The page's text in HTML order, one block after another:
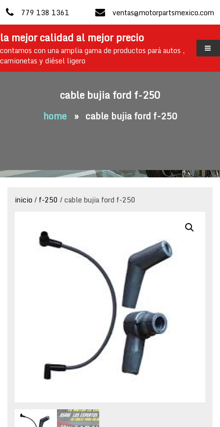
to
content
779 138 1361 ventas@motorpartsmexico.com
la mejor calidad al mejor precio
contamos con una amplia gama de productos pará autos ,
camionetas y diésel ligero
cable bujia ford f-250
home» cable bujia ford f-250
inicio / f-250 / cable bujia ford f-250